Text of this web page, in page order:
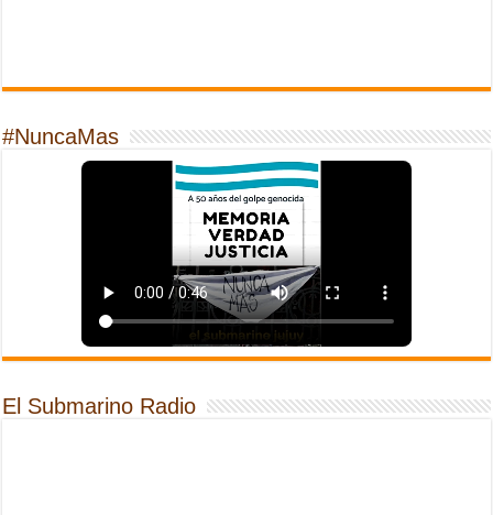
#NuncaMas
El Submarino Radio